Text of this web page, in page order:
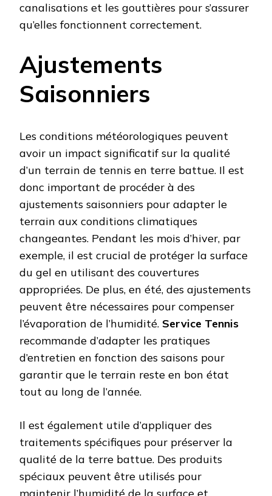
canalisations et les gouttières pour s’assurer
qu’elles fonctionnent correctement.
Ajustements
Saisonniers
Les conditions météorologiques peuvent
avoir un impact significatif sur la qualité
d’un terrain de tennis en terre battue. Il est
donc important de procéder à des
ajustements saisonniers pour adapter le
terrain aux conditions climatiques
changeantes. Pendant les mois d’hiver, par
exemple, il est crucial de protéger la surface
du gel en utilisant des couvertures
appropriées. De plus, en été, des ajustements
peuvent être nécessaires pour compenser
l’évaporation de l’humidité. Service Tennis
recommande d’adapter les pratiques
d’entretien en fonction des saisons pour
garantir que le terrain reste en bon état
tout au long de l’année.
Il est également utile d’appliquer des
traitements spécifiques pour préserver la
qualité de la terre battue. Des produits
spéciaux peuvent être utilisés pour